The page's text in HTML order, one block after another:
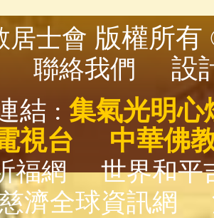
居士會 版權所
聯絡我們
設
結 : 集氣光明心
視台
中華佛
福網
世界和平
濟全球資訊網